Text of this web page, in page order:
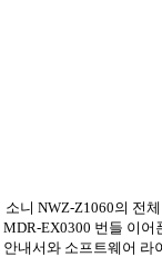
소니 NWZ-Z1060의 전
MDR-EX0300 번들 이어
안내서와 소프트웨어 라